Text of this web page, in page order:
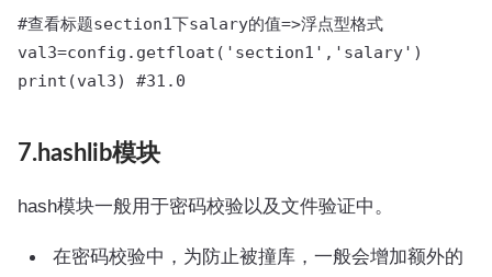
#查看标题section1下salary的值=>浮点型格式
val3=config.getfloat('section1','salary')
print(val3) #31.0
7.hashlib模块
hash模块一般用于密码校验以及文件验证中。
在密码校验中，为防止被撞库，一般会增加额外的